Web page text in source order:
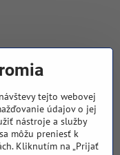
tejto webovej
údajov o jej
nástroje a služby
môžu preniesť k
Kliknutím na „Prijať